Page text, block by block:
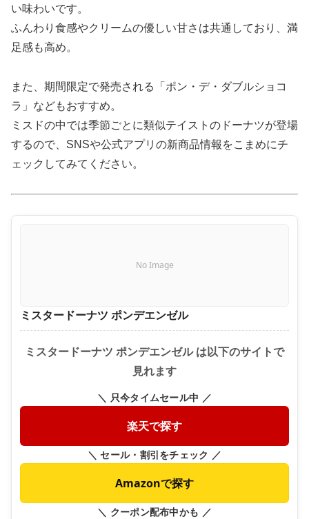
い味わいです。
ふんわり食感やクリームの優しい甘さは共通しており、満
足感も高め。
また、期間限定で発売される「ポン・デ・ダブルショコ
ラ」などもおすすめ。
ミスドの中では季節ごとに類似テイストのドーナツが登場
するので、SNSや公式アプリの新商品情報をこまめにチ
ェックしてみてください。
No Image
ミスタードーナツ ポンデエンゼル
ミスタードーナツ ポンデエンゼル は以下のサイトで
見れます
＼ 只今タイムセール中 ／
楽天で探す
＼ セール・割引をチェック ／
Amazonで探す
＼ クーポン配布中かも ／